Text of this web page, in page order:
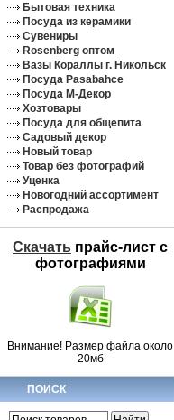
Бытовая техника
Посуда из керамики
Сувениры
Rosenberg оптом
Вазы Кораллы г. Никольск
Посуда Pasabahce
Посуда М-Декор
Хозтовары
Посуда для общепита
Садовый декор
Новый товар
Товар без фотографий
Уценка
Новогодний ассортимент
Распродажа
Скачать прайс-лист c
фотографиями
Внимание! Размер файла около
20мб
ПОИСК